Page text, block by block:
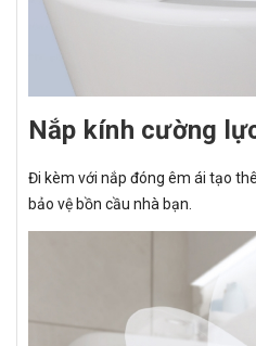
Nắp kính cường
Đi kèm với nắp đóng êm ái tạo
bảo vệ bồn cầu nhà bạn.